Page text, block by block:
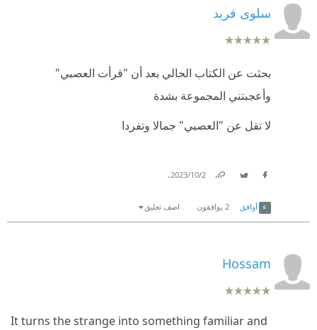
سلوى فريد
بحثت عن الكتاب الحالي بعد أن "قرأت العصبي"
وأعجبتني المجموعة بشدة
لا تقل عن "العصبي" جمالا وتفردا
2‏/10‏/2023
.
أوافق 2 يوافقون اضف تعليق
Hossam
It turns the strange into something familiar and